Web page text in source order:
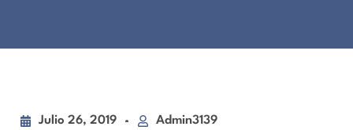
Julio 26, 2019 Admin3139